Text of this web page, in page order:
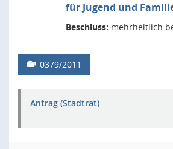
für Jugend und
Beschluss: mehrheitlich
0379/2011
Antrag (Stadtrat)